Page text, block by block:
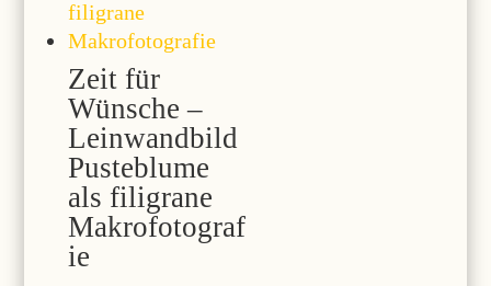
Zeit für
Wünsche –
Leinwandbild
Pusteblume
als filigrane
Makrofotograf
ie